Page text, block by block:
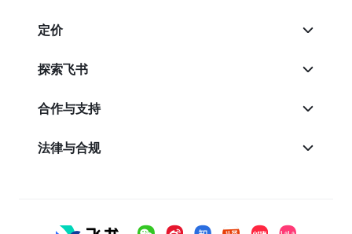
定价
探索飞书
合作与支持
法律与合规